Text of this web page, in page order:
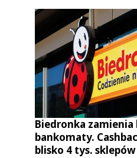
Biedronka zamienia
bankomaty.
blisko 4 tys. sklepów